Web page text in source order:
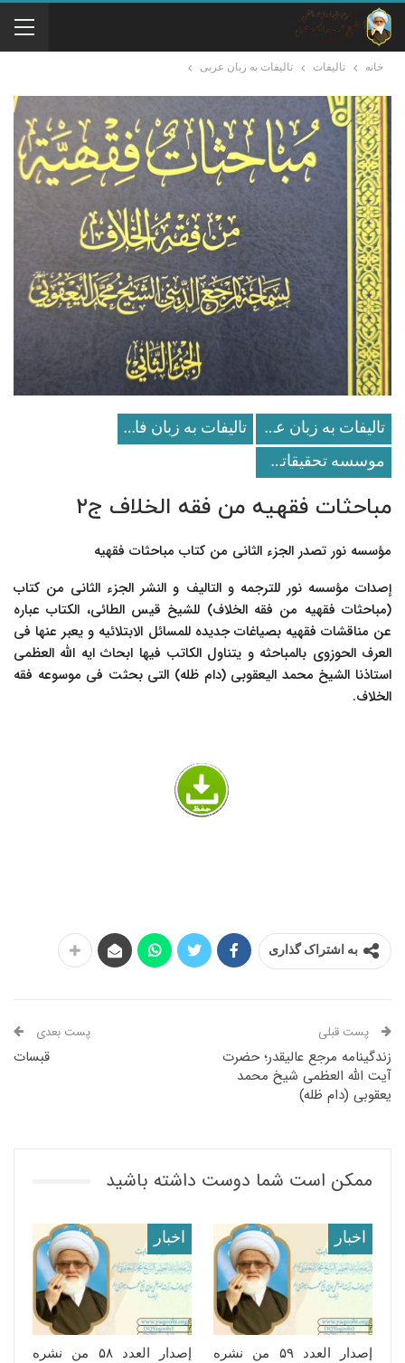
خانه تالیفات تالیفات به زبان عربی
تالیفات به زبان عربی
تالیفات به زبان فارسی
موسسه تحقيقاتى و انتشاراتى نور
مباحثات فقهیه من فقه الخلاف ج۲
مؤسسه نور تصدر الجزء الثانی من کتاب مباحثات فقهیه
إصدات مؤسسه نور للترجمه و التالیف و النشر الجزء الثانی من کتاب
(مباحثات فقهیه من فقه الخلاف) للشیخ قیس الطائی، الکتاب عباره
عن مناقشات فقهیه بصیاغات جدیده للمسائل الابتلائیه و یعبر عنها فی
العرف الحوزوی بالمباحثه و یتناول الکاتب فیها ابحاث ایه الله العظمى
استاذنا الشیخ محمد الیعقوبی (دام ظله) التی بحثت فی موسوعه فقه
الخلاف.
به اشتراک گذاری
پست قبلی
زندگینامه مرجع عالیقدر؛ حضرت
آیت الله العظمى شیخ محمد
یعقوبى (دام ظله)
پست بعدی
قبسات
ممکن است شما دوست داشته باشید
اخبار
إصدار العدد ۵۹ من نشره
اخبار
إصدار العدد ۵۸ من نشره